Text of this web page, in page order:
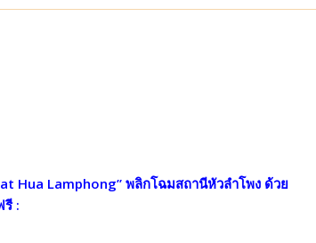
Hua Lamphong”พลิกโฉมสถานีหัวลำโพง ด้วย
รี: